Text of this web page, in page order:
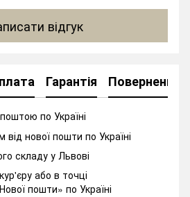
відгук
Гарантія Повернення
по Україні
нової пошти по Україні
складу у Львові
або в точці
пошти» по Україні